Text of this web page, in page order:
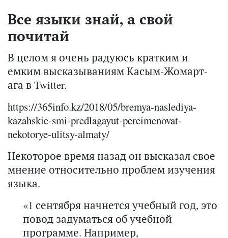
Все языки знай, а свой
почитай
В целом я очень радуюсь кратким и
емким высказываниям Касым-Жомарт-
ага в Twitter.
https://365info.kz/2018/05/bremya-naslediya-
kazahskie-smi-predlagayut-pereimenovat-
nekotorye-ulitsy-almaty/
Некоторое время назад он высказал свое
мнение относительно проблем изучения
языка.
«1 сентября начнется учебный год, это
повод задуматься об учебной
программе. Например,